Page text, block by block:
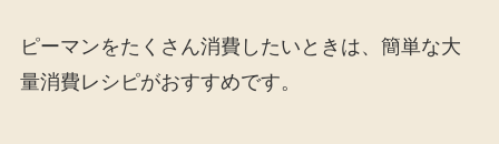
ピーマンをたくさん消費したいときは、簡単な大
量消費レシピがおすすめです。